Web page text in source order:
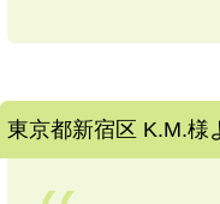
東京都新宿区 K.M.様